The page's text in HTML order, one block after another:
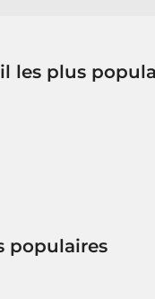
les plus
populaires